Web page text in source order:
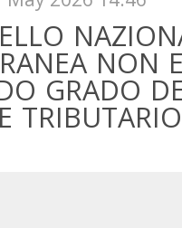
NON
GRADO